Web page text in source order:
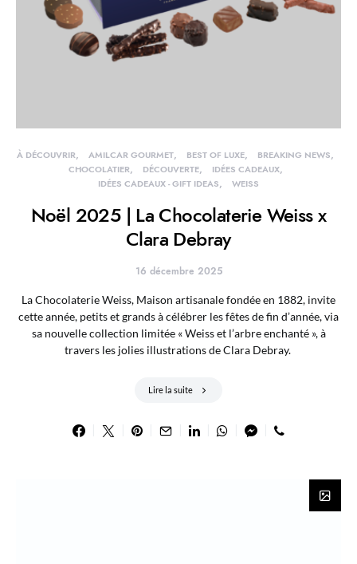
À DÉCOUVRIR AMILCAR GOURMET BEST OF LUXE
BREAKING NEWS
CHOCOLATIER
DÉCOUVERTE
IDÉES CADEAUX
IDÉES CADEAUX - GIFT IDEAS
WEISS
Noël 2025 | La Chocolaterie Weiss x
Clara Debray
16 décembre 2025
La Chocolaterie Weiss, Maison artisanale fondée en 1882, invite
cette année, petits et grands à célébrer les fêtes de fin d’année, via
sa nouvelle collection limitée « Weiss et l’arbre enchanté », à
travers les jolies illustrations de Clara Debray.
Lire la suite